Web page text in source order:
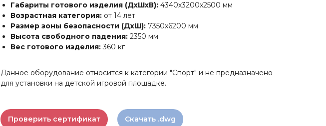
Габариты готового изделия (ДхШхВ): 4340х3200х2500 мм
Возрастная категория: от 14 лет
Размер зоны безопасности (ДxШ): 7350х6200 мм
Высота свободного падения: 2350 мм
Вес готового изделия:360 кг
Данное оборудование относится к категории "Спорт" и не предназначено
для установки на детской игровой площадке.
Проверить сертификат Скачать .dwg